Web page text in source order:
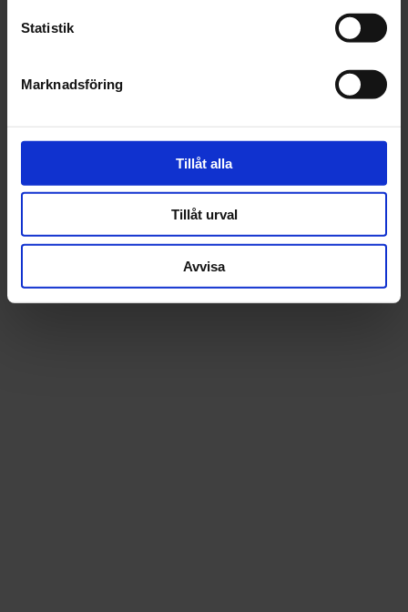
Statistik
Marknadsföring
Tillåt alla
Tillåt urval
Avvisa